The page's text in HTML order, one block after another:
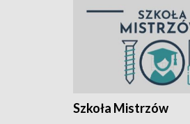
Szkoła Mistrzów